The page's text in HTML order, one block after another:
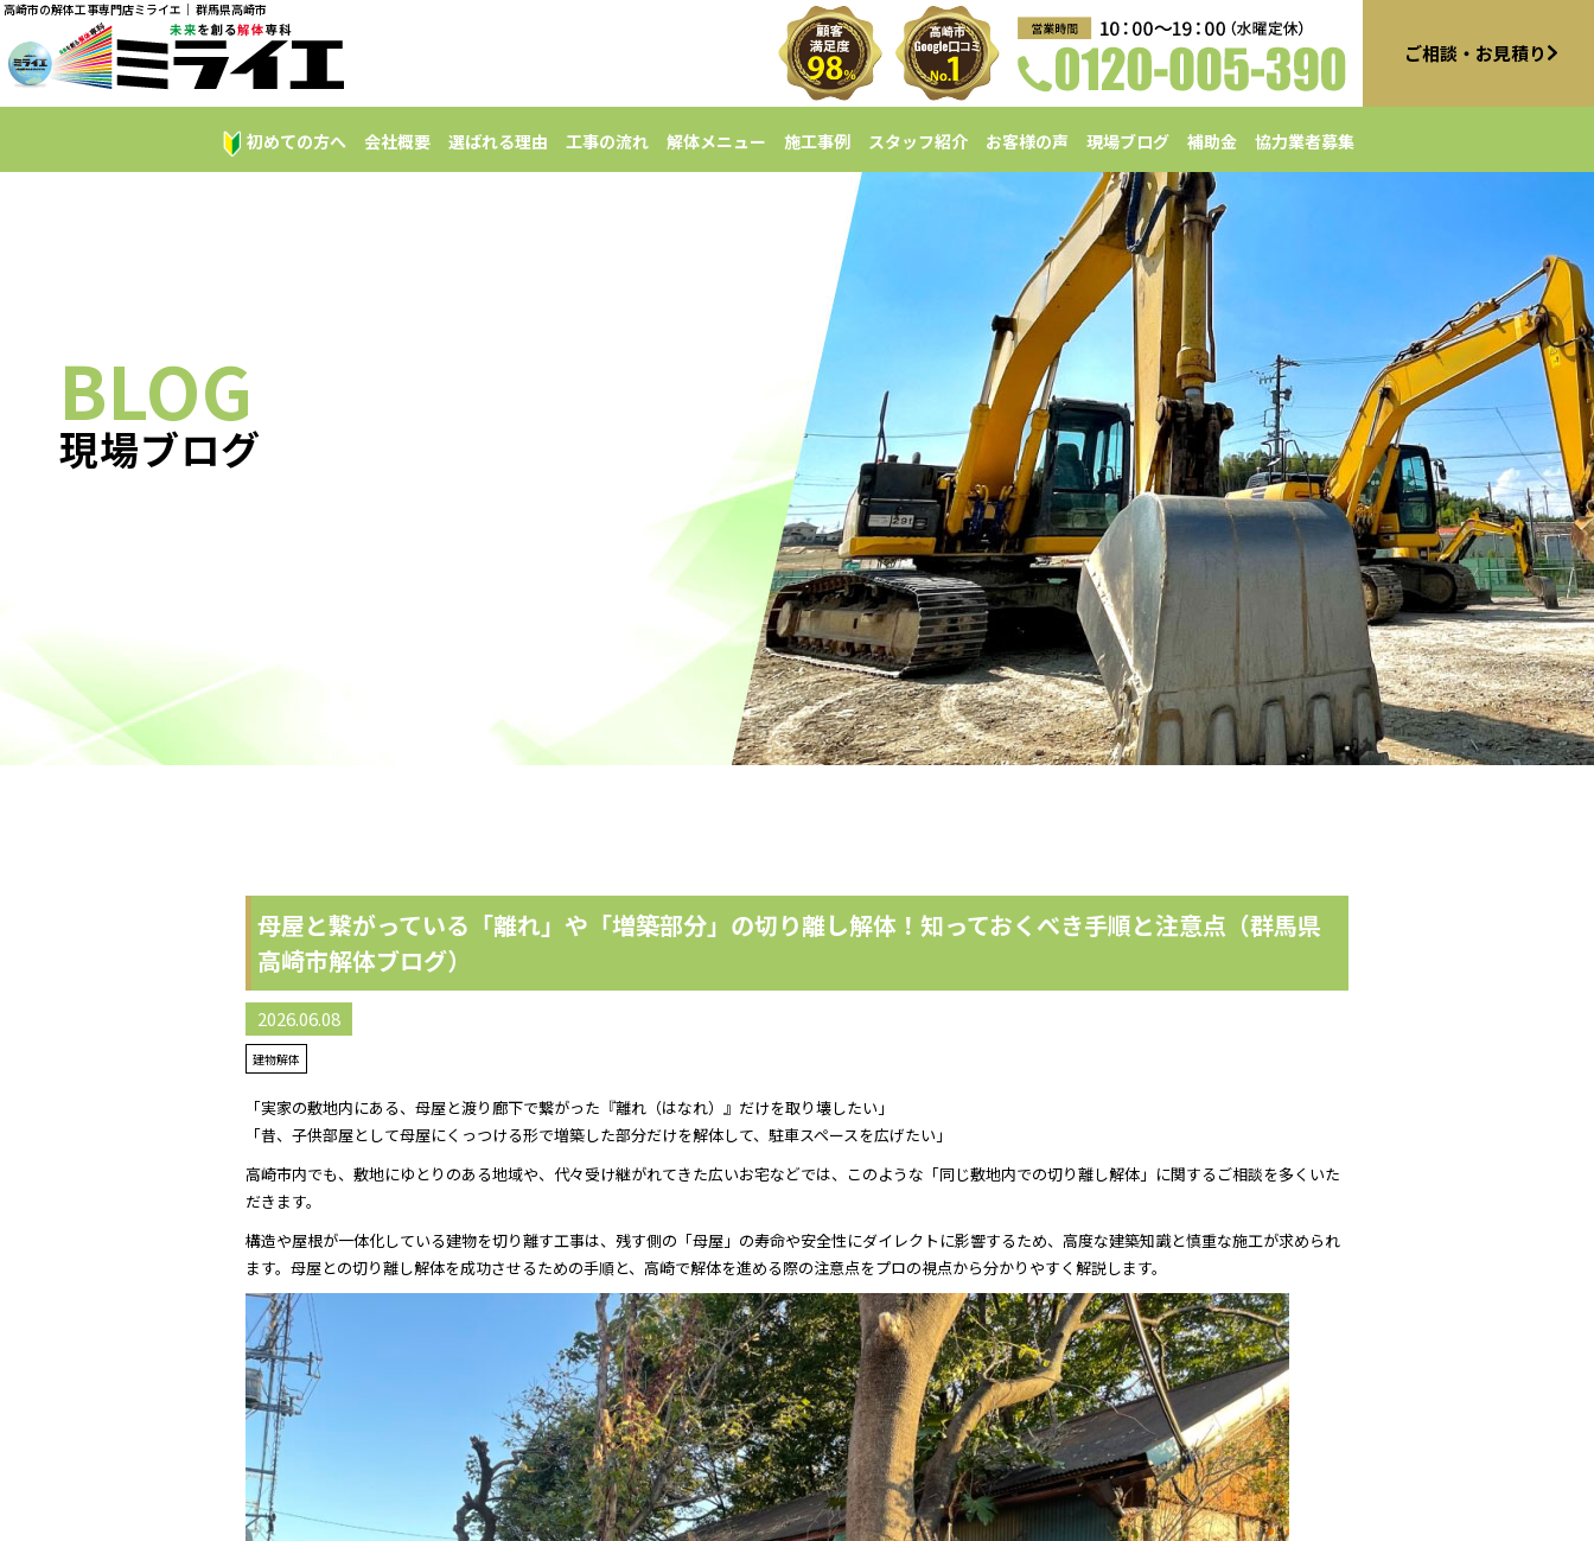
高崎市の解体工事専門店ミライエ｜ 群馬県高崎市
ご相談・お見積り
初めての方へ 会社概要 選ばれる理由 工事の流れ 解体メニュー 施工事例 スタッフ紹介 お客様の声 現場ブログ 補助金 協力業者募集
BLOG
現場ブログ
母屋と繋がっている「離れ」や「増築部分」の切り離し解体！知っておくべき手順と注意点（群馬県
高崎市解体ブログ）
2026.06.08
建物解体
「実家の敷地内にある、母屋と渡り廊下で繋がった『離れ（はなれ）』だけを取り壊したい」
「昔、子供部屋として母屋にくっつける形で増築した部分だけを解体して、駐車スペースを広げたい」
高崎市内でも、敷地にゆとりのある地域や、代々受け継がれてきた広いお宅などでは、このような「同じ敷地内での切り離し解体」に関するご相談を多くいた
だきます。
構造や屋根が一体化している建物を切り離す工事は、残す側の「母屋」の寿命や安全性にダイレクトに影響するため、高度な建築知識と慎重な施工が求められ
ます。母屋との切り離し解体を成功させるための手順と、高崎で解体を進める際の注意点をプロの視点から分かりやすく解説します。